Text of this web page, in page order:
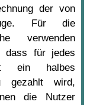
der von
Für die
verwenden
dass für jedes
ein halbes
gezahlt wird,
die Nutzer